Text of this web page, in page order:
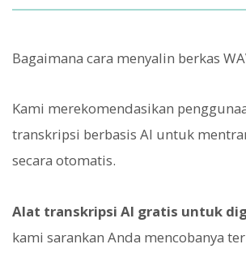
Bagaimana cara menyalin berkas
Kami merekomendasikan
transkripsi berbasis AI untuk
secara otomatis.
Alat transkripsi AI gratis untuk
kami sarankan Anda mencobanya